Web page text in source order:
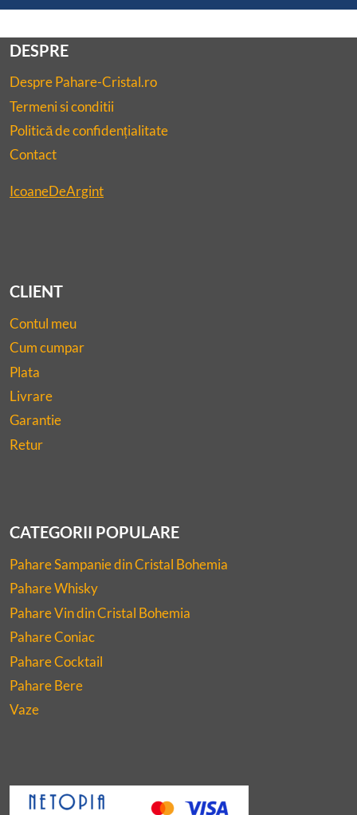
DESPRE
Despre Pahare-Cristal.ro
Termeni si conditii
Politică de confidențialitate
Contact
IcoaneDeArgint
CLIENT
Contul meu
Cum cumpar
Plata
Livrare
Garantie
Retur
CATEGORII POPULARE
Pahare Sampanie din Cristal Bohemia
Pahare Whisky
Pahare Vin din Cristal Bohemia
Pahare Coniac
Pahare Cocktail
Pahare Bere
Vaze